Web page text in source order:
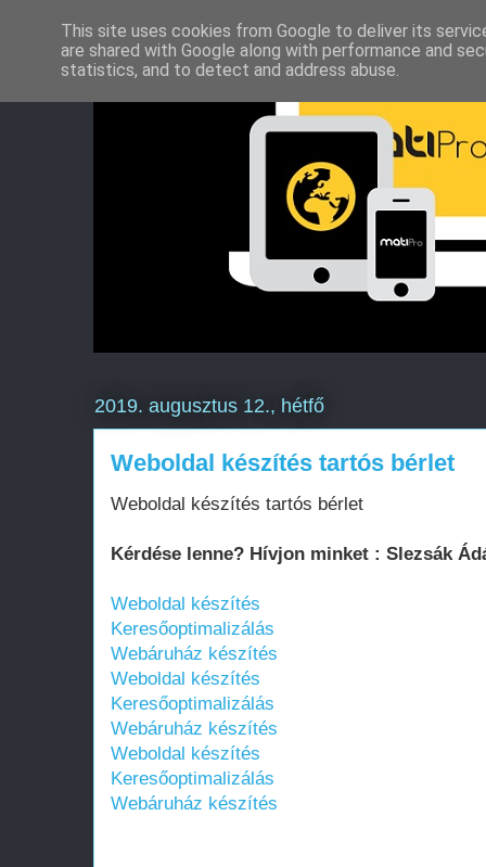
2019. augusztus 12., hétfő
Weboldal készítés tartós bérlet
Weboldal készítés tartós bérlet
Kérdése lenne? Hívjon minket : Slezsák
Weboldal készítés
Keresőoptimalizálás
Webáruház készítés
Weboldal készítés
Keresőoptimalizálás
Webáruház készítés
Weboldal készítés
Keresőoptimalizálás
Webáruház készítés
This site uses cookies from Google to deliver its
are shared with Google along with performance and
statistics, and to detect and address abuse.